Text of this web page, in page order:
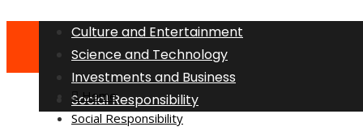
Culture and Entertainment
Science and Technology
Investments and Business
Social Responsibility
Home
Social Responsibility